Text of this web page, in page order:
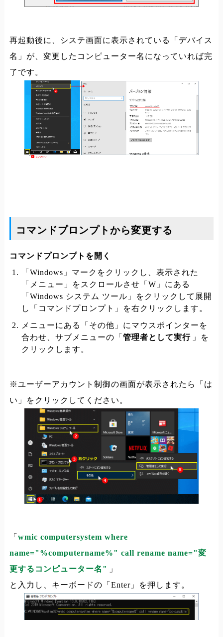
再起動後に、システ画面に表示されている「デバイス
名」が、変更したコンピューター名になっていれば完
了です。
コマンドプロンプトから変更する
コマンドプロンプトを開く
「Windows」マークをクリックし、表示された
「メニュー」をスクロールさせ「W」にある
「Windows システム ツール」をクリックして展開
し「コマンドプロンプト」を右クリックします。
メニューにある「その他」にマウスポインターを
合わせ、サブメニューの「 管理者として実行 」を
クリックします。
※ユーザーアカウント制御の画面が表示されたら「は
い」をクリックしてください。
「 wmic computersystem where
name="%computername%" call rename name="変
更するコンピューター名"
」
と入力し、キーボードの「Enter」を押します。